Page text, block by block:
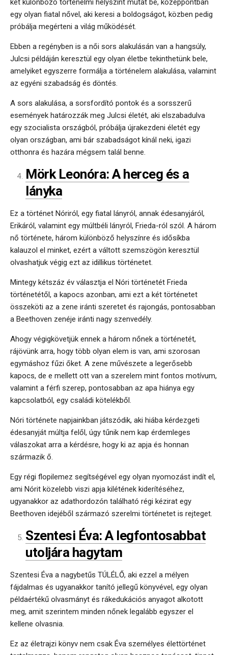
két különböző történelmi helyszínt mutat be, középpontban
egy olyan fiatal nővel, aki keresi a boldogságot, közben pedig
próbálja megérteni a világ működését.
Ebben a regényben is a női sors alakulásán van a hangsúly,
Julcsi példáján keresztül egy olyan életbe tekinthetünk bele,
amelyiket egyszerre formálja a történelem alakulása, valamint
az egyéni szabadság és döntés.
A sors alakulása, a sorsfordító pontok és a sorsszerű
események határozzák meg Julcsi életét, aki elszabadulva
egy szocialista országból, próbálja újrakezdeni életét egy
olyan országban, ami bár szabadságot kínál neki, igazi
otthonra és hazára mégsem talál benne.
Mörk Leonóra: A herceg és a
lányka
Ez a történet Nóriról, egy fiatal lányról, annak édesanyjáról,
Erikáról, valamint egy múltbéli lányról, Frieda-ról szól. A három
nő története, három különböző helyszínre és idősíkba
kalauzol el minket, ezért a váltott szemszögön keresztül
olvashatjuk végig ezt az idillikus történetet.
Mintegy kétszáz év választja el Nóri történetét Frieda
történetétől, a kapocs azonban, ami ezt a két történetet
összeköti az a zene iránti szeretet és rajongás, pontosabban
a Beethoven zenéje iránti nagy szenvedély.
Ahogy végigkövetjük ennek a három nőnek a történetét,
rájövünk arra, hogy több olyan elem is van, ami szorosan
egymáshoz fűzi őket. A zene művészete a legerősebb
kapocs, de e mellett ott van a szerelem mint fontos motívum,
valamint a férfi szerep, pontosabban az apa hiánya egy
kapcsolatból, egy családi kötelékből.
Nóri története napjainkban játszódik, aki hiába kérdezgeti
édesanyját múltja felől, úgy tűnik nem kap érdemleges
válaszokat arra a kérdésre, hogy ki az apja és honnan
származik ő.
Egy régi flopilemez segítségével egy olyan nyomozást indít el,
ami Nórit közelebb viszi apja kilétének kiderítéséhez,
ugyanakkor az adathordozón található régi kézirat egy
Beethoven idejéből származó szerelmi történetet is rejteget.
Szentesi Éva: A legfontosabbat
utoljára hagytam
Szentesi Éva a nagybetűs TÚLÉLŐ, aki ezzel a mélyen
fájdalmas és ugyanakkor tanító jellegű könyvével, egy olyan
példaértékű olvasmányt és rákedukációs anyagot alkotott
meg, amit szerintem minden nőnek legalább egyszer el
kellene olvasnia.
Ez az életrajzi könyv nem csak Éva személyes élettörténet